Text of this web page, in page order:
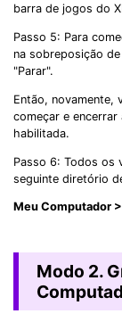
barra de jogos do
Passo 5: Para
na sobreposição
"Parar".
Então, novamente,
começar e
habilitada.
Passo 6: Todos os
seguinte diretório
Meu Computador
Modo 2.